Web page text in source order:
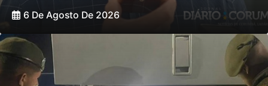
6 De Agosto De 2026